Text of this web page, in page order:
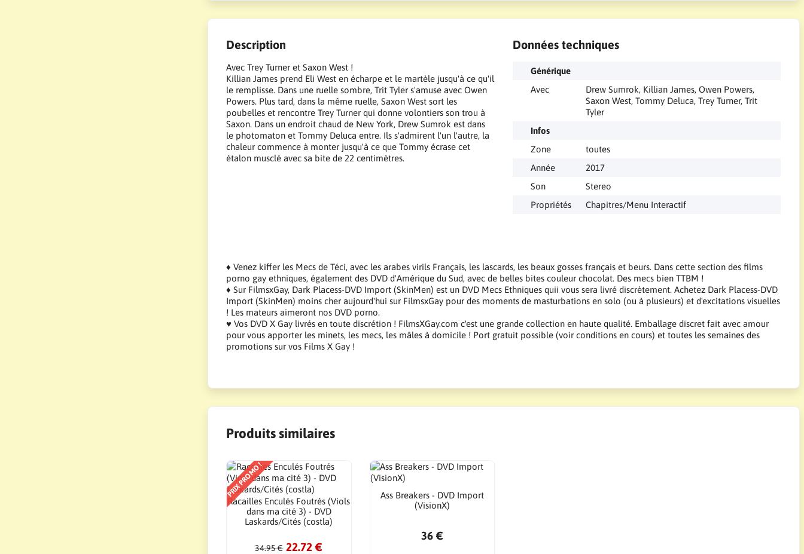
Description
Avec Trey Turner et Saxon West !
Killian James prend Eli West en écharpe et le martèle jusqu'à ce qu'il
le remplisse. Dans une ruelle sombre, Trit Tyler s'amuse avec Owen
Powers. Plus tard, dans la même ruelle, Saxon West sort les
poubelles et rencontre Trey Turner qui donne volontiers son trou à
Saxon. Dans un endroit chaud de New York, Drew Sumrok est dans
le photomaton et Tommy Deluca entre. Ils s'admirent l'un l'autre, la
chaleur commence à monter jusqu'à ce que Tommy écrase cet
étalon musclé avec sa bite de 22 centimètres.
Données techniques
Générique
Avec
Drew Sumrok, Killian James, Owen Powers,
Saxon West, Tommy Deluca, Trey Turner, Trit
Tyler
Infos
Zone
toutes
Année
2017
Son
Stereo
Propriétés
Chapitres/Menu Interactif
♦ Venez kiffer les Mecs de Téci, avec les arabes virils Français, les lascards, les beaux gosses français et beurs. Dans cette section des films
porno gay ethniques, également des DVD d'Amérique du Sud, avec de belles bites couleur chocolat. Des mecs bien TTBM !
♦ Sur FilmsxGay, Dark Placess-DVD Import (SkinMen) est un DVD Mecs Ethniques quii vous sera livré discrètement. Achetez Dark Placess-DVD
Import (SkinMen) moins cher aujourd'hui sur FilmsxGay pour des moments de masturbations en solo (ou à plusieurs) et d'excitations visuelles
! Les mateurs aimeront nos DVD porno.
♥ Vos DVD X Gay livrés en toute discrétion ! FilmsXGay.com c'est une grande collection en haute qualité. Emballage discret fait avec amour
pour vous apporter les minets, les mecs, les mâles à domicile ! Port gratuit possible (voir conditions en cours) et toutes les semaines des
promotions sur vos Films X Gay !
Produits similaires
PRIX PROMO !
Racailles Enculés Foutrés (Viols
dans ma cité 3) - DVD
Laskards/Cités (costla)
34.95 € 22.72 €
Ass Breakers - DVD Import
(VisionX)
36 €